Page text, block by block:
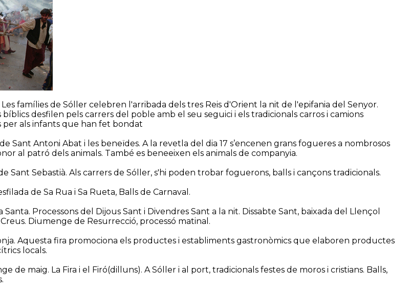
Les famílies de Sóller celebren l'arribada dels tres Reis d'Orient la nit de l'epifania del Senyor.
desfilen pels carrers del poble amb el seu seguici i els tradicionals carros i camions
per als infants que han fet bondat
Sant Antoni Abat i les beneïdes. A la revetla del dia 17 s’encenen grans fogueres a nombrosos
al patró dels animals. També es beneeixen els animals de companyia.
Sant Sebastià. Als carrers de Sóller, s'hi poden trobar foguerons, balls i cançons tradicionals.
de Sa Rua i Sa Rueta, Balls de Carnaval.
Santa. Processons del Dijous Sant i Divendres Sant a la nit. Dissabte Sant, baixada del Llençol
Diumenge de Resurrecció, processó matinal.
Aquesta fira promociona els productes i establiments gastronòmics que elaboren productes
locals.
de maig. La Fira i el Firó(dilluns). A Sóller i al port, tradicionals festes de moros i cristians. Balls,